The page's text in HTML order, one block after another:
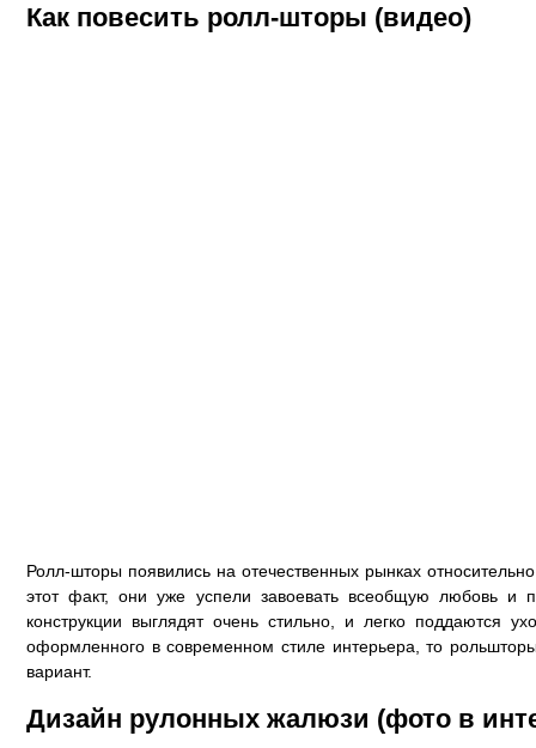
Как повесить ролл-шторы (видео)
Ролл-шторы появились на отечественных рынках
этот факт, они уже успели завоевать всеобщую любовь и
конструкции выглядят очень стильно, и легко поддаются
оформленного в современном стиле интерьера, то
вариант.
Дизайн рулонных жалюзи (фото в